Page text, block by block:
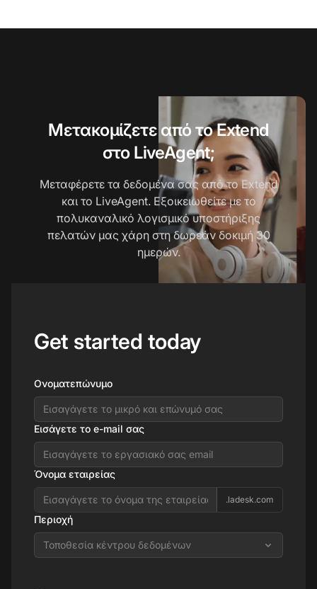
Μετακομίζετε από το Extend
στο LiveAgent;
Μεταφέρετε τα δεδομένα σας από το Extend
και το LiveAgent. Εξοικειωθείτε με το
πολυκαναλικό λογισμικό υποστήριξης
πελατών μας χάρη στη δωρεάν δοκιμή 30
ημερών.
Get started today
Ονοματεπώνυμο
Εισάγετε το e-mail σας
Όνομα εταιρείας
.ladesk.com
Περιοχή
Τοποθεσία κέντρου δεδομένων